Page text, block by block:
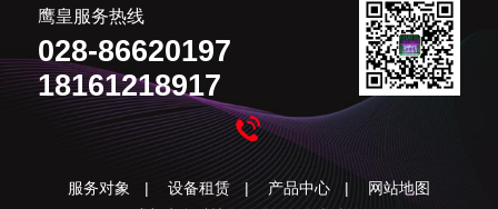
鹰皇服务热线
028-86620197
18161218917
服务对象 | 设备租赁 | 产品中心 |
网站地图